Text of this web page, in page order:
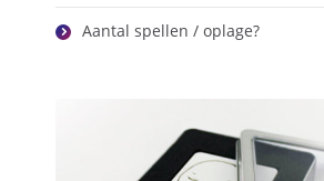
Aantal spellen / oplage?